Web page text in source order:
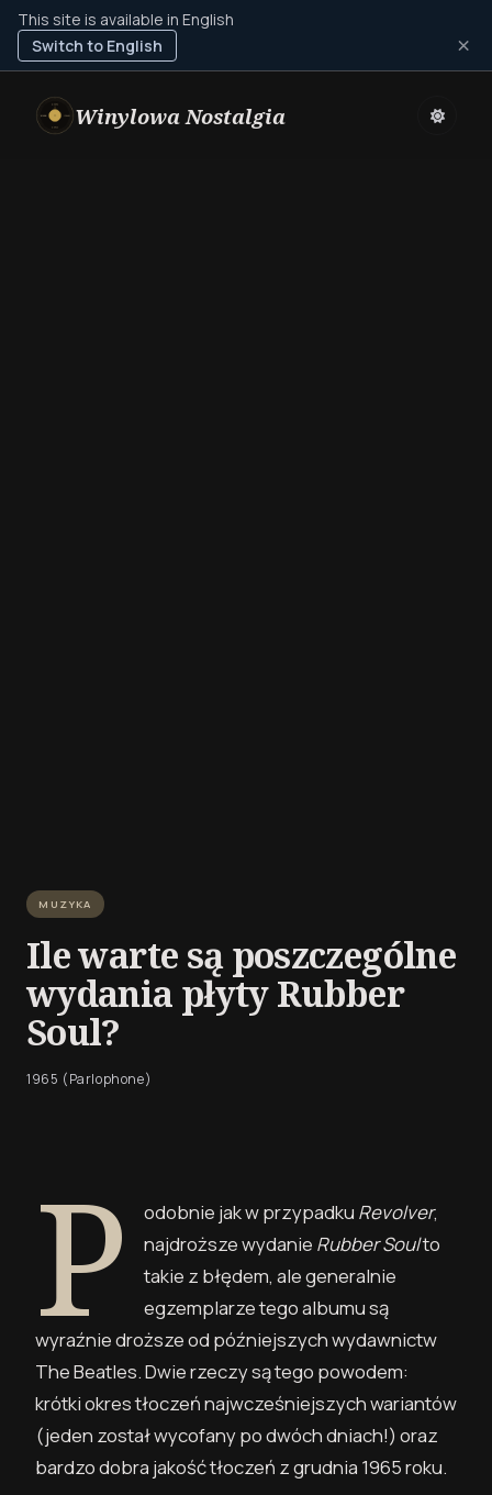
This site is available in English
Switch to English
×
Winylowa Nostalgia
MUZYKA
Ile warte są poszczególne
wydania płyty Rubber
Soul?
1965 (Parlophone)
P odobnie jak w przypadku Revolver,
najdroższe wydanie Rubber Soulto
takie z błędem, ale generalnie
egzemplarze tego albumu są
wyraźnie droższe od późniejszych wydawnictw
The Beatles. Dwie rzeczy są tego powodem:
krótki okres tłoczeń najwcześniejszych wariantów
(jeden został wycofany po dwóch dniach!) oraz
bardzo dobra jakość tłoczeń z grudnia 1965 roku.